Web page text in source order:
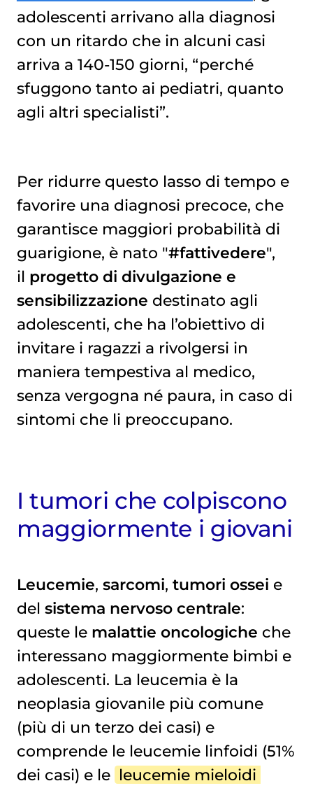
adolescenti arrivano alla diagnosi
con un ritardo che in alcuni casi
arriva a 140-150 giorni, “perché
sfuggono tanto ai pediatri, quanto
agli altri specialisti”.
Per ridurre questo lasso di tempo e
favorire una diagnosi precoce, che
garantisce maggiori probabilità di
guarigione, è nato "#fattivedere",
il progetto di divulgazione e
sensibilizzazione destinato agli
adolescenti, che ha l’obiettivo di
invitare i ragazzi a rivolgersi in
maniera tempestiva al medico,
senza vergogna né paura, in caso di
sintomi che li preoccupano.
I tumori che colpiscono
maggiormente i giovani
Leucemie, sarcomi, tumori ossei e
del sistema nervoso centrale:
queste le malattie oncologiche che
interessano maggiormente bimbi e
adolescenti. La leucemia è la
neoplasia giovanile più comune
(più di un terzo dei casi) e
comprende le leucemie linfoidi (51%
dei casi) e le leucemie mieloidi